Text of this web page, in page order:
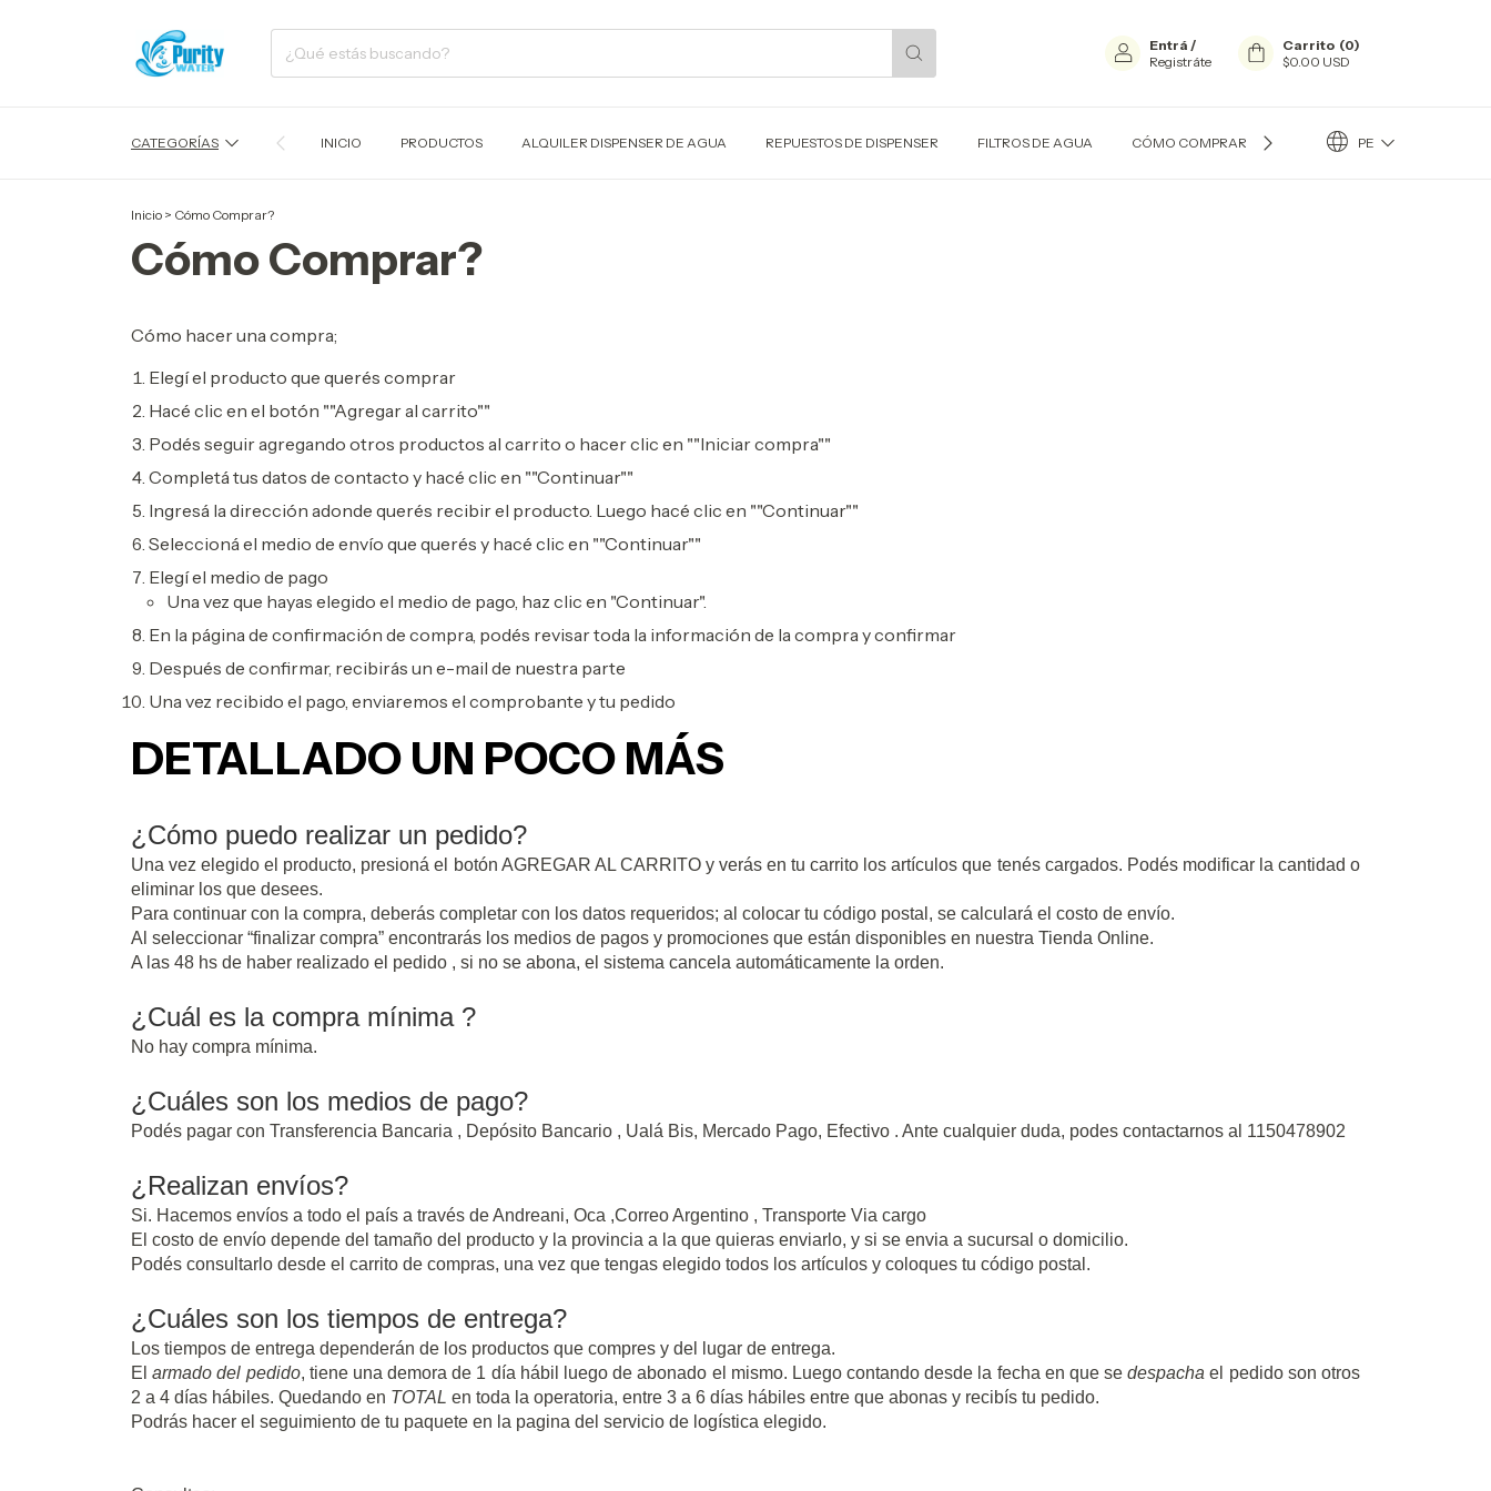
Entrá /
Registráte
Carrito (0)
$0.00 USD
CATEGORÍAS INICIO PRODUCTOS ALQUILER DISPENSER DE AGUA REPUESTOS DE DISPENSER FILTROS DE AGUA CÓMO COMPRAR? CONTACTOPE
Inicio > Cómo Comprar?
Cómo Comprar?
Cómo hacer una compra;
Elegí el producto que querés comprar
Hacé clic en el botón ""Agregar al carrito""
Podés seguir agregando otros productos al carrito o hacer clic en ""Iniciar compra""
Completá tus datos de contacto y hacé clic en ""Continuar""
Ingresá la dirección adonde querés recibir el producto. Luego hacé clic en ""Continuar""
Seleccioná el medio de envío que querés y hacé clic en ""Continuar""
Elegí el medio de pago
Una vez que hayas elegido el medio de pago, haz clic en "Continuar".
En la página de confirmación de compra, podés revisar toda la información de la compra y confirmar
Después de confirmar, recibirás un e-mail de nuestra parte
Una vez recibido el pago, enviaremos el comprobante y tu pedido
DETALLADO UN POCO MÁS
¿Cómo puedo realizar un pedido?
Una vez elegido el producto, presioná el botón AGREGAR AL CARRITO y verás en tu carrito los artículos que tenés cargados. Podés modificar la cantidad o
eliminar los que desees.
Para continuar con la compra, deberás completar con los datos requeridos; al colocar tu código postal, se calculará el costo de envío.
Al seleccionar “finalizar compra” encontrarás los medios de pagos y promociones que están disponibles en nuestra Tienda Online.
A las 48 hs de haber realizado el pedido , si no se abona, el sistema cancela automáticamente la orden.
¿Cuál es la compra mínima ?
No hay compra mínima.
¿Cuáles son los medios de pago?
Podés pagar con Transferencia Bancaria , Depósito Bancario , Ualá Bis, Mercado Pago, Efectivo . Ante cualquier duda, podes contactarnos al 1150478902
¿Realizan envíos?
Si. Hacemos envíos a todo el país a través de Andreani, Oca ,Correo Argentino , Transporte Via cargo
El costo de envío depende del tamaño del producto y la provincia a la que quieras enviarlo, y si se envia a sucursal o domicilio.
Podés consultarlo desde el carrito de compras, una vez que tengas elegido todos los artículos y coloques tu código postal.
¿Cuáles son los tiempos de entrega?
Los tiempos de entrega dependerán de los productos que compres y del lugar de entrega.
Elarmado del pedido, tiene una demora de 1 día hábil luego de abonado el mismo. Luego contando desde la fecha en que sedespacha el pedido son otros
2 a 4 días hábiles. Quedando en TOTAL en toda la operatoria, entre 3 a 6 días hábiles entre que abonas y recibís tu pedido.
Podrás hacer el seguimiento de tu paquete en la pagina del servicio de logística elegido.